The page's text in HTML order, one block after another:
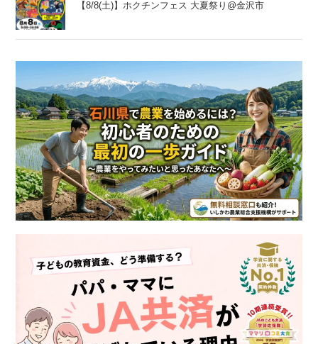
【8/8(土)】ホクチンフェス 大夏祭り@金沢市